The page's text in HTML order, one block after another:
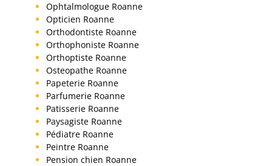
Ophtalmologue Roanne
Opticien Roanne
Orthodontiste Roanne
Orthophoniste Roanne
Orthoptiste Roanne
Osteopathe Roanne
Papeterie Roanne
Parfumerie Roanne
Patisserie Roanne
Paysagiste Roanne
Pédiatre Roanne
Peintre Roanne
Pension chien Roanne